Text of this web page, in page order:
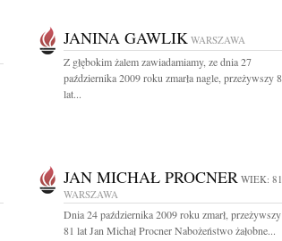
JANINA GAWLIK WARSZAWA
Z głębokim żalem zawiadamiamy, ze dnia 27
października 2009 roku zmarła nagle, przeżywszy
lat...
JAN MICHAŁ PROCNER WIEK: 81
WARSZAWA
Dnia 24 października 2009 roku zmarł, przeżywszy
81 lat Jan Michał Procner Nabożeństwo żałobne...